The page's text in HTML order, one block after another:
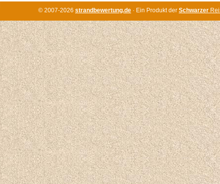
© 2007-2026 strandbewertung.de · Ein Produkt der Schwarzer